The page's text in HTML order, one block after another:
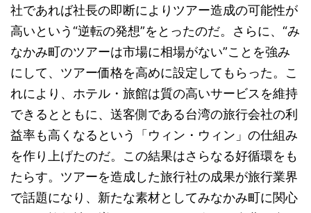
社であれば社長の即断によりツアー造成の可能性が
高いという“逆転の発想”をとったのだ。さらに、“み
なかみ町のツアーは市場に相場がない”ことを強み
にして、ツアー価格を高めに設定してもらった。こ
れにより、ホテル・旅館は質の高いサービスを維持
できるとともに、送客側である台湾の旅行会社の利
益率も高くなるという「ウィン・ウィン」の仕組み
を作り上げたのだ。この結果はさらなる好循環をも
たらす。ツアーを造成した旅行社の成果が旅行業界
で話題になり、新たな素材としてみなかみ町に関心